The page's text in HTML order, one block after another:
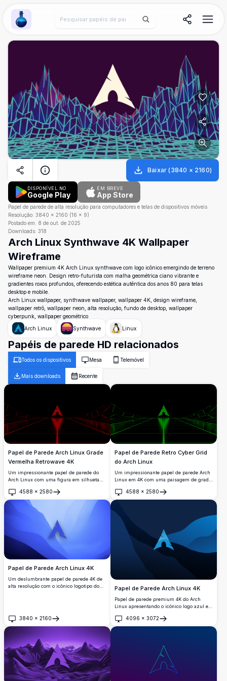
Wallpaper Alchemy
Baixar (3840 × 2160)
DISPONÍVEL NO
Google Play
EM BREVE
App Store
Papel de parede de alta resolução para computadores e telas de dispositivos móveis
Resolução: 3840 × 2160 (16 × 9)
Postado em: 8 de out. de 2025
Downloads: 318
Arch Linux Synthwave 4K Wallpaper
Wireframe
Wallpaper premium 4K Arch Linux synthwave com logo icônico emergindo de terreno
wireframe neon. Design retro-futurista com malha geométrica ciano vibrante e
gradientes roxos profundos, oferecendo estética autêntica dos anos 80 para telas
desktop e mobile.
Arch Linux wallpaper, synthwave wallpaper, wallpaper 4K, design wireframe,
wallpaper retrô, wallpaper neon, alta resolução, fundo de desktop, wallpaper
cyberpunk, wallpaper geométrico
Arch Linux
Synthwave Linux
Papéis de parede HD relacionados
Todos os dispositivos Mesa Telemóvel
Mais downloads Recente
Papel de Parede Arch Linux Grade
Vermelha Retrowave 4K
Um impressionante papel de parede do
Arch Linux com uma figura em silhueta
ambientado em uma grade neon vermelha
retrowave escura. Perfeito para entusiastas
de desktop que buscam uma estética de
alta resolução inspirada no cyberpunk.
4588 × 2580
Abrir
Papel de Parede Retro Cyber Grid
do Arch Linux
Um impressionante papel de parede Arch
Linux em 4K com uma paisagem de grade
do Arch Linux brilhando contra um fundo
cyberpunk escuro, perfeito para
4588 × 2580
Abrir
Papel de Parede Arch Linux 4K
Um deslumbrante papel de parede 4K de
alta resolução com o icônico logotipo do
Linux que apreciam fundos de tela
minimalistas e elegantes.
3840 × 2160
Abrir
Papel de Parede Arch Linux 4K
Papel de parede premium 4K do Arch
Linux apresentando o icônico logo azul em
azul marinho profundo e azul. Plano de
fundo de desktop perfeito em ultra alta
moderna e profissional.
4096 × 3072
Abrir